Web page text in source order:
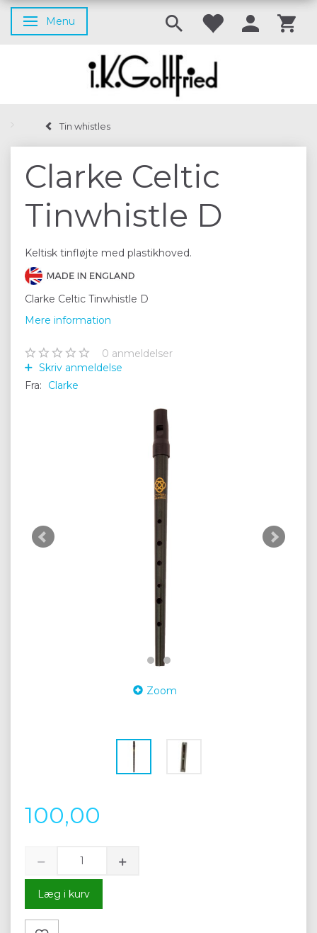
Skifte navigation
Menu
Tin whistles
Clarke Celtic
Tinwhistle D
Keltisk tinfløjte med plastikhoved.
Clarke Celtic Tinwhistle D
Mere information
0 anmeldelser
Skriv anmeldelse
Fra:
Clarke
Zoom
100,00
Læg i kurv